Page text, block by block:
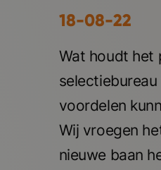
18-08-22
Wat houdt het
voordelen
Wij vroegen
nieuwe baan